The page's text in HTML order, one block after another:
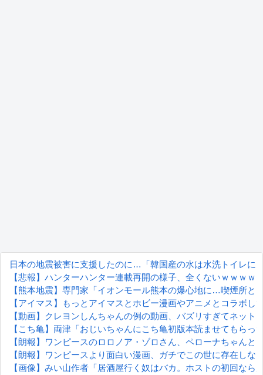
日本の地震被害に支援したのに…「韓国産の水は水洗トイレに
【悲報】ハンターハンター連載再開の様子、全くないｗｗｗｗ
【熊本地震】専門家「イオンモール熊本の爆心地に…喫煙所
【アイマス】もっとアイマスとホビー漫画やアニメとコラボし
【動画】クレヨンしんちゃんの例の動画、バズリすぎてネット
【こち亀】両津「おじいちゃんにこち亀初版本読ませてもら
【朗報】ワンピースのロロノア・ゾロさん、ペローナちゃんと
【朗報】ワンピースより面白い漫画、ガチでこの世に存在しな
【画像】みい山作者「居酒屋行く奴はバカ。ホストの初回な